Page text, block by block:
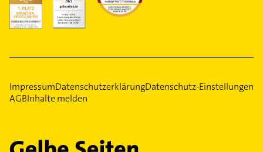
ImpressumDatenschutzerklärungDatenschutz-Einstellungen
AGBInhalte melden